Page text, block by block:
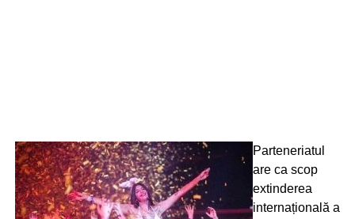
Parteneriatul
are ca scop
extinderea
internațională a